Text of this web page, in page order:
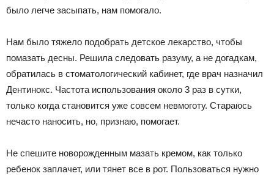
было легче засыпать, нам помогало.
Нам было тяжело подобрать детское лекарство, чтобы
помазать десны. Решила следовать разуму, а не догадкам,
обратилась в стоматологический кабинет, где врач назначил
Дентинокс. Частота использования около 3 раз в сутки,
только когда становится уже совсем невмоготу. Стараюсь
нечасто наносить, но, признаю, помогает.
Не спешите новорожденным мазать кремом, как только
ребенок заплачет, или тянет все в рот. Пользоваться нужно